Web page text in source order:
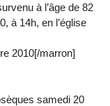
à l’âge de 82
à 14h, en l’église
2010[/marron]
samedi 20